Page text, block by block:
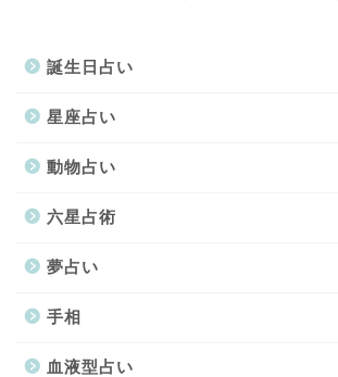
誕生日占い
星座占い
動物占い
六星占術
夢占い
手相
血液型占い